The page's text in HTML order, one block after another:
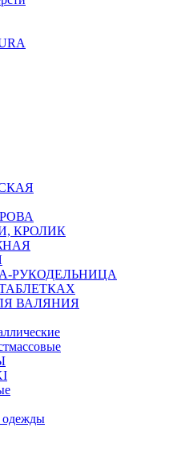
КРОЛИК
РУКОДЕЛЬНИЦА
ВАЛЯНИЯ
одежды